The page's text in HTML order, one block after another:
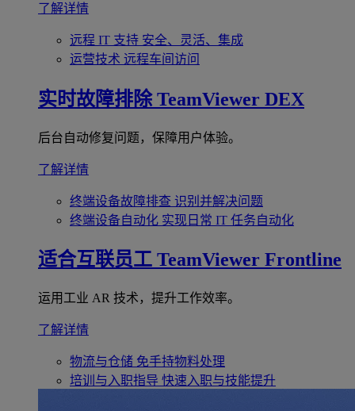
了解详情
远程 IT 支持 安全、灵活、集成
运营技术 远程车间访问
实时故障排除 TeamViewer DEX
后台自动修复问题，保障用户体验。
了解详情
终端设备故障排查 识别并解决问题
终端设备自动化 实现日常 IT 任务自动化
适合互联员工 TeamViewer Frontline
运用工业 AR 技术，提升工作效率。
了解详情
物流与仓储 免手持物料处理
培训与入职指导 快速入职与技能提升